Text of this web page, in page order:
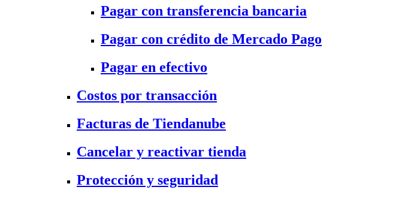
Pagar con transferencia bancaria
Pagar con crédito de Mercado Pago
Pagar en efectivo
Costos por transacción
Facturas de Tiendanube
Cancelar y reactivar tienda
Protección y seguridad